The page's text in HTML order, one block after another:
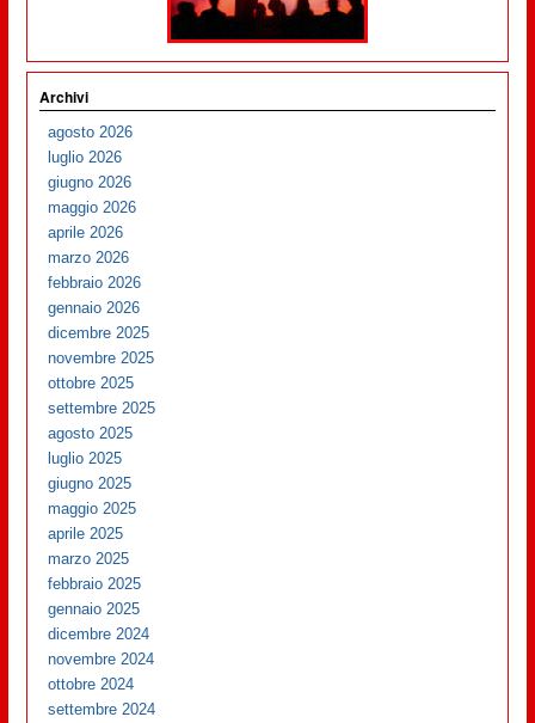
Archivi
agosto 2026
luglio 2026
giugno 2026
maggio 2026
aprile 2026
marzo 2026
febbraio 2026
gennaio 2026
dicembre 2025
novembre 2025
ottobre 2025
settembre 2025
agosto 2025
luglio 2025
giugno 2025
maggio 2025
aprile 2025
marzo 2025
febbraio 2025
gennaio 2025
dicembre 2024
novembre 2024
ottobre 2024
settembre 2024